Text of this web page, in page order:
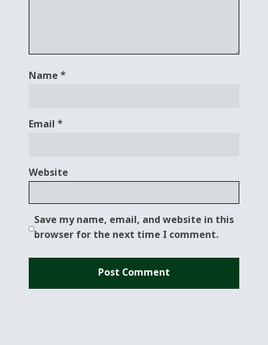
Name *
Email *
Website
Save my name, email, and website in this
browser for the next time I comment.